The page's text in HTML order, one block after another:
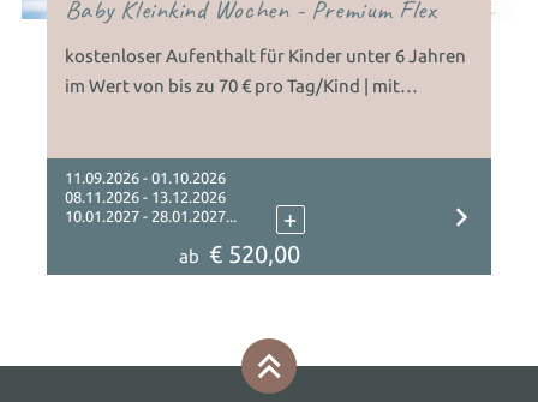
Baby Kleinkind Wochen - Premium Flex
kostenloser Aufenthalt für Kinder unter 6 Jahren
im Wert von bis zu 70 € pro Tag/Kind | mit
11.09.2026 - 01.10.2026
08.11.2026 - 13.12.2026
10.01.2027 - 28.01.2027...
+
ab € 520,00